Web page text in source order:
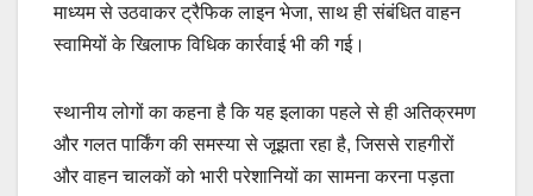
माध्यम से उठवाकर ट्रैफिक लाइन भेजा, साथ ही संबंधित वाहन
स्वामियों के खिलाफ विधिक कार्रवाई भी की गई।
स्थानीय लोगों का कहना है कि यह इलाका पहले से ही अतिक्रमण
और गलत पार्किंग की समस्या से जूझता रहा है, जिससे राहगीरों
और वाहन चालकों को भारी परेशानियों का सामना करना पड़ता